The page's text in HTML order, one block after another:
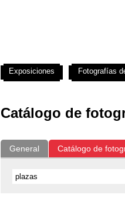
Catálogo de
General Catálogo de
Exposiciones Fotografías